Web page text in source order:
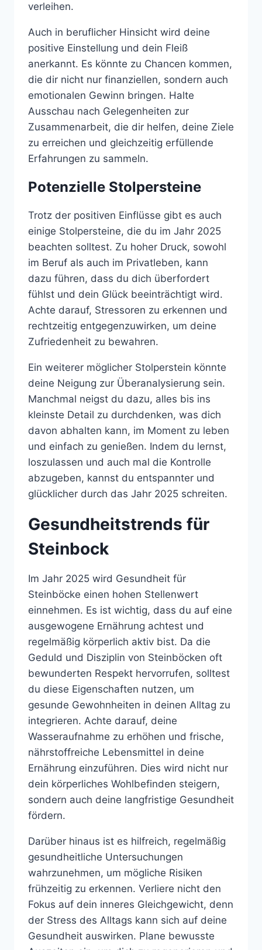
verleihen.
Auch in beruflicher Hinsicht wird deine
positive Einstellung und dein Fleiß
anerkannt. Es könnte zu Chancen kommen,
die dir nicht nur finanziellen, sondern auch
emotionalen Gewinn bringen. Halte
Ausschau nach Gelegenheiten zur
Zusammenarbeit, die dir helfen, deine Ziele
zu erreichen und gleichzeitig erfüllende
Erfahrungen zu sammeln.
Potenzielle Stolpersteine
Trotz der positiven Einflüsse gibt es auch
einige Stolpersteine, die du im Jahr 2025
beachten solltest. Zu hoher Druck, sowohl
im Beruf als auch im Privatleben, kann
dazu führen, dass du dich überfordert
fühlst und dein Glück beeinträchtigt wird.
Achte darauf, Stressoren zu erkennen und
rechtzeitig entgegenzuwirken, um deine
Zufriedenheit zu bewahren.
Ein weiterer möglicher Stolperstein könnte
deine Neigung zur Überanalysierung sein.
Manchmal neigst du dazu, alles bis ins
kleinste Detail zu durchdenken, was dich
davon abhalten kann, im Moment zu leben
und einfach zu genießen. Indem du lernst,
loszulassen und auch mal die Kontrolle
abzugeben, kannst du entspannter und
glücklicher durch das Jahr 2025 schreiten.
Gesundheitstrends für
Steinbock
Im Jahr 2025 wird Gesundheit für
Steinböcke einen hohen Stellenwert
einnehmen. Es ist wichtig, dass du auf eine
ausgewogene Ernährung achtest und
regelmäßig körperlich aktiv bist. Da die
Geduld und Disziplin von Steinböcken oft
bewunderten Respekt hervorrufen, solltest
du diese Eigenschaften nutzen, um
gesunde Gewohnheiten in deinen Alltag zu
integrieren. Achte darauf, deine
Wasseraufnahme zu erhöhen und frische,
nährstoffreiche Lebensmittel in deine
Ernährung einzuführen. Dies wird nicht nur
dein körperliches Wohlbefinden steigern,
sondern auch deine langfristige Gesundheit
fördern.
Darüber hinaus ist es hilfreich, regelmäßig
gesundheitliche Untersuchungen
wahrzunehmen, um mögliche Risiken
frühzeitig zu erkennen. Verliere nicht den
Fokus auf dein inneres Gleichgewicht, denn
der Stress des Alltags kann sich auf deine
Gesundheit auswirken. Plane bewusste